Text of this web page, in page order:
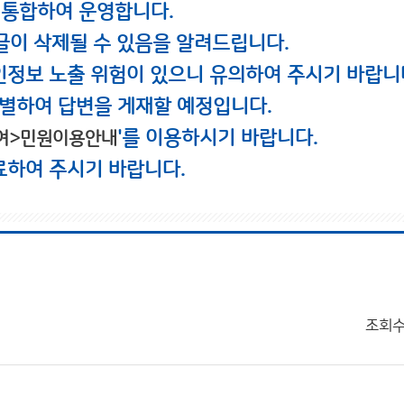
합하여 운영합니다.
삭제될 수 있음을 알려드립니다.
보 노출 위험이 있으니 유의하여 주시기 바랍니
하여 답변을 게재할 예정입니다.
>민원이용안내'를 이용하시기 바랍니다.
여 주시기 바랍니다.
조회